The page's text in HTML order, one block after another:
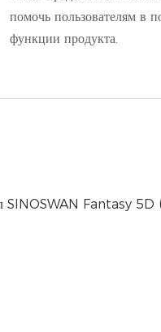
помочь пользователям в
функции продукта.